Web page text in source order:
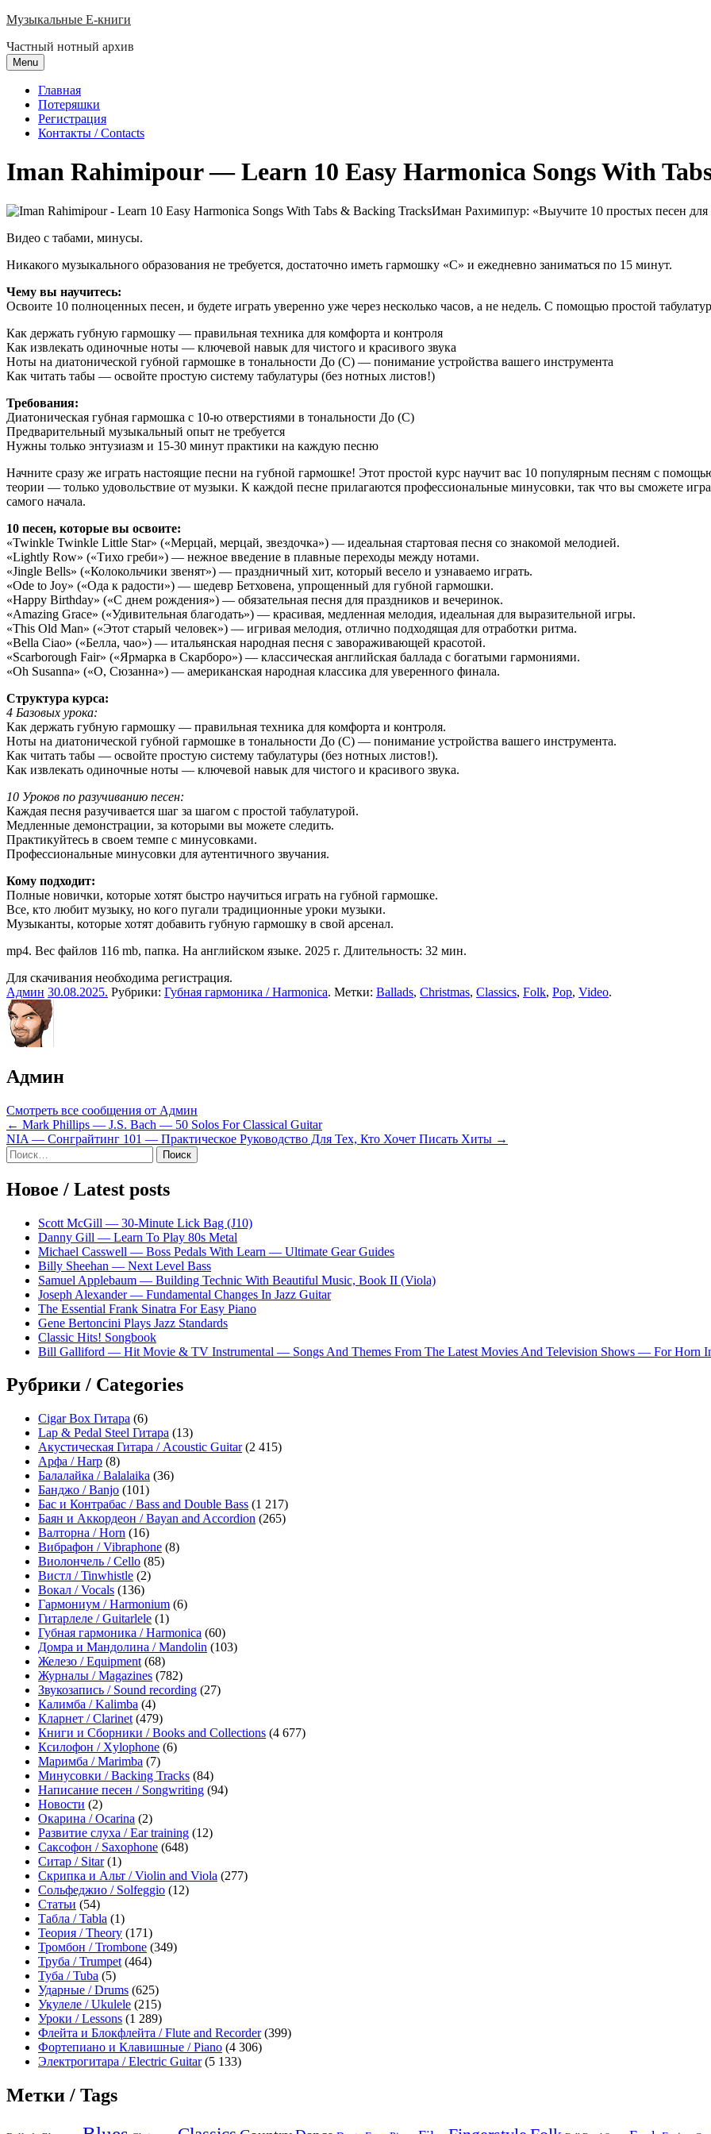
Skip
content
Музыкальные E-книги
Частный нотный архив
Menu
Главная
Потеряшки
Регистрация
Контакты / Contacts
Iman Rahimipour — Learn 10 Easy Harmonica Songs With
Иман Рахимипур: «Выучите 10 простых песен
Видео с табами, минусы.
Никакого музыкального образования не требуется, достаточно иметь гармошку «C» и ежедневно заниматься по 15 минут.
Чему вы научитесь:
Освоите 10 полноценных песен, и будете играть уверенно уже через несколько часов, а не недель. С помощью простой
Как держать губную гармошку — правильная техника для комфорта и контроля
Как извлекать одиночные ноты — ключевой навык для чистого и красивого звука
Ноты на диатонической губной гармошке в тональности До (C) — понимание устройства вашего инструмента
Как читать табы — освойте простую систему табулатуры (без нотных листов!)
Требования:
Диатоническая губная гармошка с 10-ю отверстиями в тональности До (C)
Предварительный музыкальный опыт не требуется
Нужны только энтузиазм и 15-30 минут практики на каждую песню
Начните сразу же играть настоящие песни на губной гармошке! Этот простой курс научит вас 10 популярным песням с
теории — только удовольствие от музыки. К каждой песне прилагаются профессиональные минусовки, так что вы сможете
самого начала.
10 песен, которые вы освоите:
«Twinkle Twinkle Little Star» («Мерцай, мерцай, звездочка») — идеальная стартовая песня со знакомой мелодией.
«Lightly Row» («Тихо греби») — нежное введение в плавные переходы между нотами.
«Jingle Bells» («Колокольчики звенят») — праздничный хит, который весело и узнаваемо играть.
«Ode to Joy» («Ода к радости») — шедевр Бетховена, упрощенный для губной гармошки.
«Happy Birthday» («С днем рождения») — обязательная песня для праздников и вечеринок.
«Amazing Grace» («Удивительная благодать») — красивая, медленная мелодия, идеальная для выразительной игры.
«This Old Man» («Этот старый человек») — игривая мелодия, отлично подходящая для отработки ритма.
«Bella Ciao» («Белла, чао») — итальянская народная песня с завораживающей красотой.
«Scarborough Fair» («Ярмарка в Скарборо») — классическая английская баллада с богатыми гармониями.
«Oh Susanna» («О, Сюзанна») — американская народная классика для уверенного финала.
Структура курса:
4 Базовых урока:
Как держать губную гармошку — правильная техника для комфорта и контроля.
Ноты на диатонической губной гармошке в тональности До (C) — понимание устройства вашего инструмента.
Как читать табы — освойте простую систему табулатуры (без нотных листов!).
Как извлекать одиночные ноты — ключевой навык для чистого и красивого звука.
10 Уроков по разучиванию песен:
Каждая песня разучивается шаг за шагом с простой табулатурой.
Медленные демонстрации, за которыми вы можете следить.
Практикуйтесь в своем темпе с минусовками.
Профессиональные минусовки для аутентичного звучания.
Кому подходит:
Полные новички, которые хотят быстро научиться играть на губной гармошке.
Все, кто любит музыку, но кого пугали традиционные уроки музыки.
Музыканты, которые хотят добавить губную гармошку в свой арсенал.
mp4. Вес файлов 116 mb, папка. На английском языке. 2025 г. Длительность: 32 мин.
Для скачивания необходима регистрация.
Админ 30.08.2025. Рубрики: Губная гармоника / Harmonica. Метки: Ballads, Christmas, Classics, Folk, Pop, Video.
Админ
Смотреть все сообщения от Админ
Навигация
по
записям
← Mark Phillips — J.S. Bach — 50 Solos For Classical Guitar
NIA — Сонграйтинг 101 — Практическое Руководство Для Тех, Кто Хочет Писать Хиты →
Sidebar
Найти:
Новое / Latest posts
Scott McGill — 30-Minute Lick Bag (J10)
Danny Gill — Learn To Play 80s Metal
Michael Casswell — Boss Pedals With Learn — Ultimate Gear Guides
Billy Sheehan — Next Level Bass
Samuel Applebaum — Building Technic With Beautiful Music, Book II (Viola)
Joseph Alexander — Fundamental Changes In Jazz Guitar
The Essential Frank Sinatra For Easy Piano
Gene Bertoncini Plays Jazz Standards
Classic Hits! Songbook
Bill Galliford — Hit Movie & TV Instrumental — Songs And Themes From The Latest Movies And Television Shows — For Horn
Рубрики / Categories
Cigar Box Гитара (6)
Lap & Pedal Steel Гитара (13)
Акустическая Гитара / Acoustic Guitar(2 415)
Арфа / Harp (8)
Балалайка / Balalaika (36)
Банджо / Banjo (101)
Бас и Контрабас / Bass and Double Bass (1 217)
Баян и Аккордеон / Bayan and Accordion (265)
Валторна / Horn (16)
Вибрафон / Vibraphone (8)
Виолончель / Cello (85)
Вистл / Tinwhistle (2)
Вокал / Vocals (136)
Гармониум / Harmonium (6)
Гитарлеле / Guitarlele (1)
Губная гармоника / Harmonica (60)
Домра и Мандолина / Mandolin (103)
Железо / Equipment (68)
Журналы / Magazines (782)
Звукозапись / Sound recording (27)
Калимба / Kalimba (4)
Кларнет / Clarinet (479)
Книги и Сборники / Books and Collections (4 677)
Ксилофон / Xylophone (6)
Маримба / Marimba (7)
Минусовки / Backing Tracks (84)
Написание песен / Songwriting (94)
Новости (2)
Окарина / Ocarina (2)
Развитие слуха / Ear training (12)
Саксофон / Saxophone (648)
Ситар / Sitar(1)
Скрипка и Альт / Violin and Viola (277)
Сольфеджио / Solfeggio (12)
Статьи (54)
Табла / Tabla (1)
Теория / Theory (171)
Тромбон / Trombone (349)
Труба / Trumpet (464)
Туба / Tuba (5)
Ударные / Drums (625)
Укулеле / Ukulele (215)
Уроки / Lessons (1 289)
Флейта и Блокфлейта / Flute and Recorder(399)
Фортепиано и Клавишные / Piano (4 306)
Электрогитара / Electric Guitar(5 133)
Метки / Tags